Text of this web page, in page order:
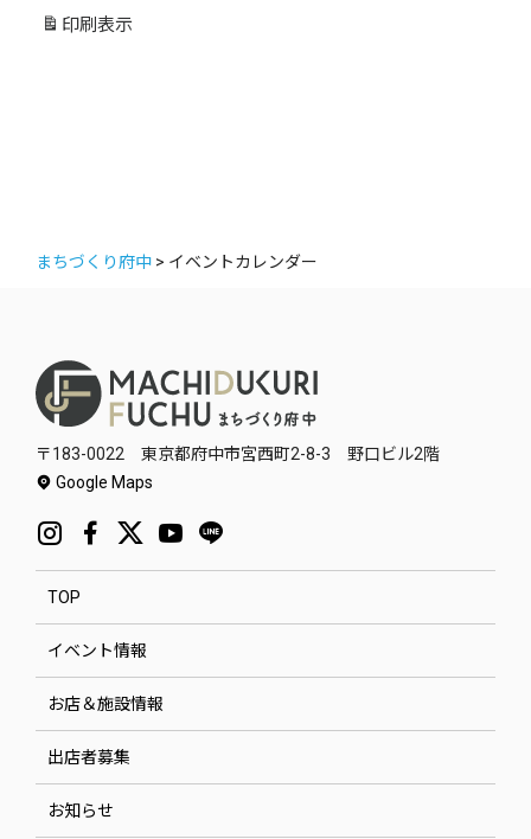
リ
印刷 表示
まちづくり府中 > イベントカレンダー
〒183-0022 東京都府中市宮西町2-8-3 野口ビル2階
Google Maps
TOP
イベント情報
お店＆施設情報
出店者募集
お知らせ